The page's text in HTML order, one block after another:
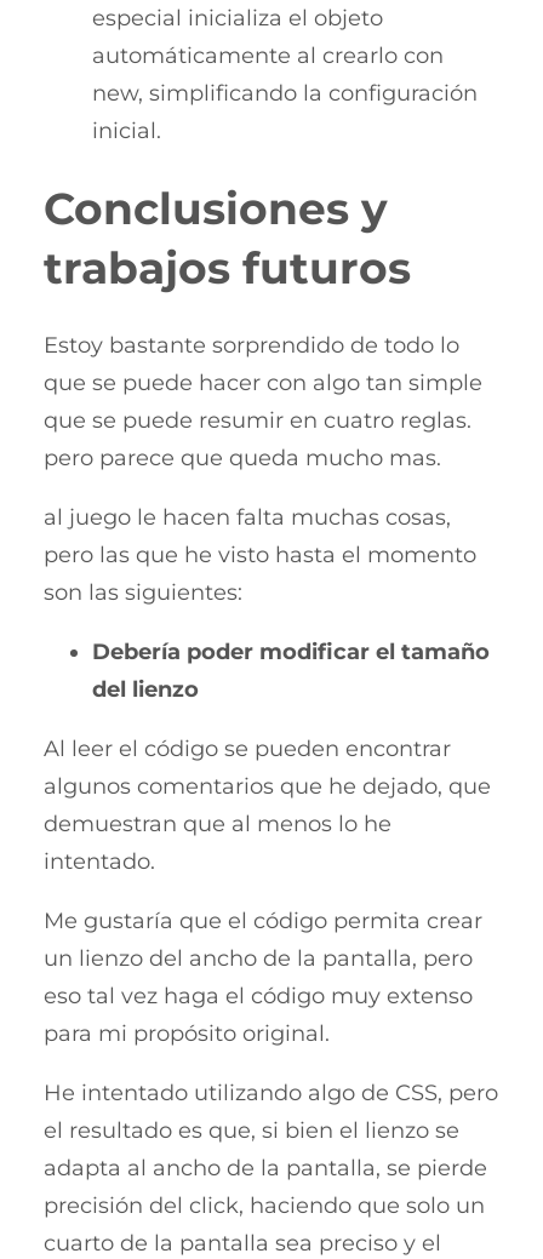
especial inicializa el objeto
automáticamente al crearlo con
new, simplificando la configuración
inicial.
Conclusiones y
trabajos futuros
Estoy bastante sorprendido de todo lo
que se puede hacer con algo tan simple
que se puede resumir en cuatro reglas.
pero parece que queda mucho mas.
al juego le hacen falta muchas cosas,
pero las que he visto hasta el momento
son las siguientes:
Debería poder modificar el tamaño
del lienzo
Al leer el código se pueden encontrar
algunos comentarios que he dejado, que
demuestran que al menos lo he
intentado.
Me gustaría que el código permita crear
un lienzo del ancho de la pantalla, pero
eso tal vez haga el código muy extenso
para mi propósito original.
He intentado utilizando algo de CSS, pero
el resultado es que, si bien el lienzo se
adapta al ancho de la pantalla, se pierde
precisión del click, haciendo que solo un
cuarto de la pantalla sea preciso y el